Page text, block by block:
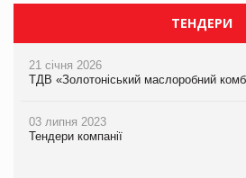
ТЕНДЕРИ
21 січня 2026
ТДВ «Золотоніський маслоробний
03 липня 2023
Тендери компанії